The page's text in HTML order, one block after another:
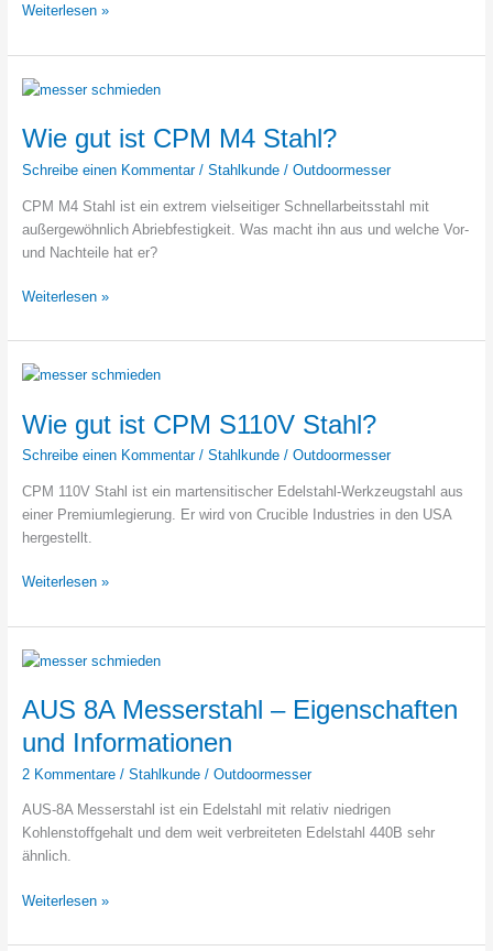
Wie
ist
H1
Weiterlesen »
Wie gut ist CPM M4 Stahl?
Schreibe einen Kommentar / Stahlkunde/ Outdoormesser
CPM M4 Stahl ist ein extrem vielseitiger Schnellarbeitsstahl mit
außergewöhnlich Abriebfestigkeit. Was macht ihn aus und welche Vor-
und Nachteile hat er?
Wie
ist
CPM
Weiterlesen »
Wie gut ist CPM S110V Stahl?
Schreibe einen Kommentar / Stahlkunde/ Outdoormesser
CPM 110V Stahl ist ein martensitischer Edelstahl-Werkzeugstahl aus
einer Premiumlegierung. Er wird von Crucible Industries in den USA
hergestellt.
Wie
ist
CPM
Stahl?
Weiterlesen »
AUS 8A Messerstahl – Eigenschaften
und Informationen
2 Kommentare / Stahlkunde/ Outdoormesser
AUS-8A Messerstahl ist ein Edelstahl mit relativ niedrigen
Kohlenstoffgehalt und dem weit verbreiteten Edelstahl 440B sehr
ähnlich.
AUS
Messerstahl
Weiterlesen »